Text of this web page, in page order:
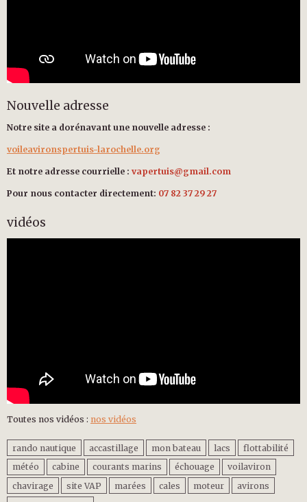
Nouvelle adresse
Notre site a dorénavant une nouvelle adresse :
voileavironspertuis-larochelle.org
Et notre adresse courrielle : vapertuis@gmail.com
Pour nous contacter directement: 07 82 37 29 27
vidéos
Toutes nos vidéos : nos vidéos
rando nautique accastillage mon bateau lacs
flottabilité
météo
cabine courants marins échouage
voilaviron
chavirage
site VAP marées cales moteur avirons